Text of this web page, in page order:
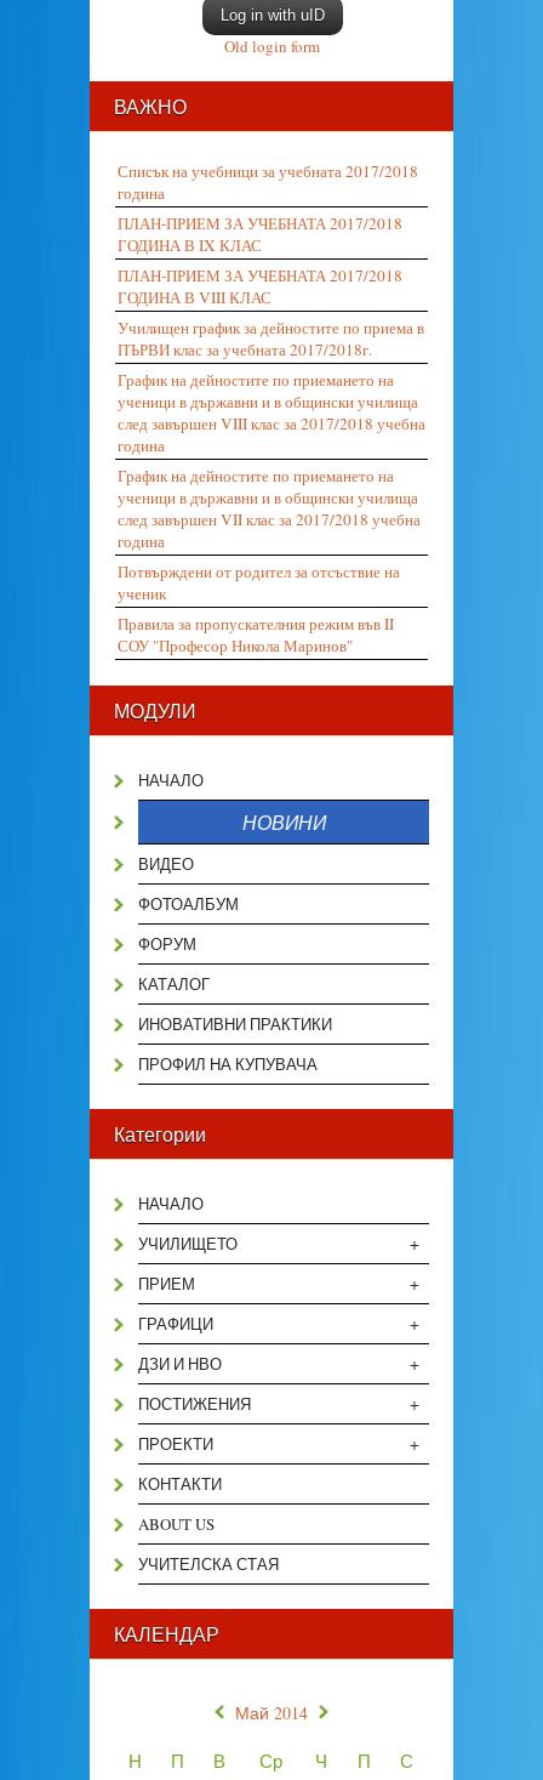
Log in with uID
Old login form
ВАЖНО
Списък на учебници за учебната 2017/2018
година
ПЛАН-ПРИЕМ ЗА УЧЕБНАТА 2017/2018
ГОДИНА В IX КЛАС
ПЛАН-ПРИЕМ ЗА УЧЕБНАТА 2017/2018
ГОДИНА В VIII КЛАС
Училищен график за дейностите по приема в
ПЪРВИ клас за учебната 2017/2018г.
График на дейностите по приемането на
ученици в държавни и в общински училища
след завършен VIII клас за 2017/2018 учебна
година
График на дейностите по приемането на
ученици в държавни и в общински училища
след завършен VII клас за 2017/2018 учебна
година
Потвърждени от родител за отсъствие на
ученик
Правила за пропускателния режим във II
СОУ "Професор Никола Маринов"
МОДУЛИ
НАЧАЛО
НОВИНИ
ВИДЕО
ФОТОАЛБУМ
ФОРУМ
КАТАЛОГ
ИНОВАТИВНИ ПРАКТИКИ
ПРОФИЛ НА КУПУВАЧА
Категории
НАЧАЛО
+
УЧИЛИЩЕТО
+
ПРИЕМ
+
ГРАФИЦИ
+
ДЗИ И НВО
+
ПОСТИЖЕНИЯ
+
ПРОЕКТИ
КОНТАКТИ
ABOUT US
УЧИТЕЛСКА СТАЯ
КАЛЕНДАР
Май 2014
Н П В Ср Ч П С